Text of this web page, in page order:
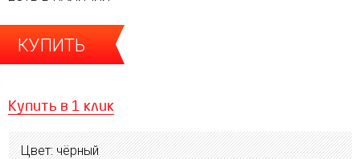
КУПИТЬ
Купить в 1 клик
Цвет: чёрный